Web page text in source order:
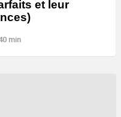
et leur
min